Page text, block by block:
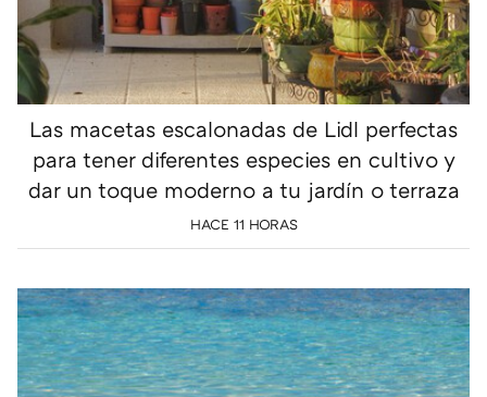
Las macetas escalonadas de Lidl perfectas
para tener diferentes especies en cultivo y
dar un toque moderno a tu jardín o terraza
HACE 11 HORAS